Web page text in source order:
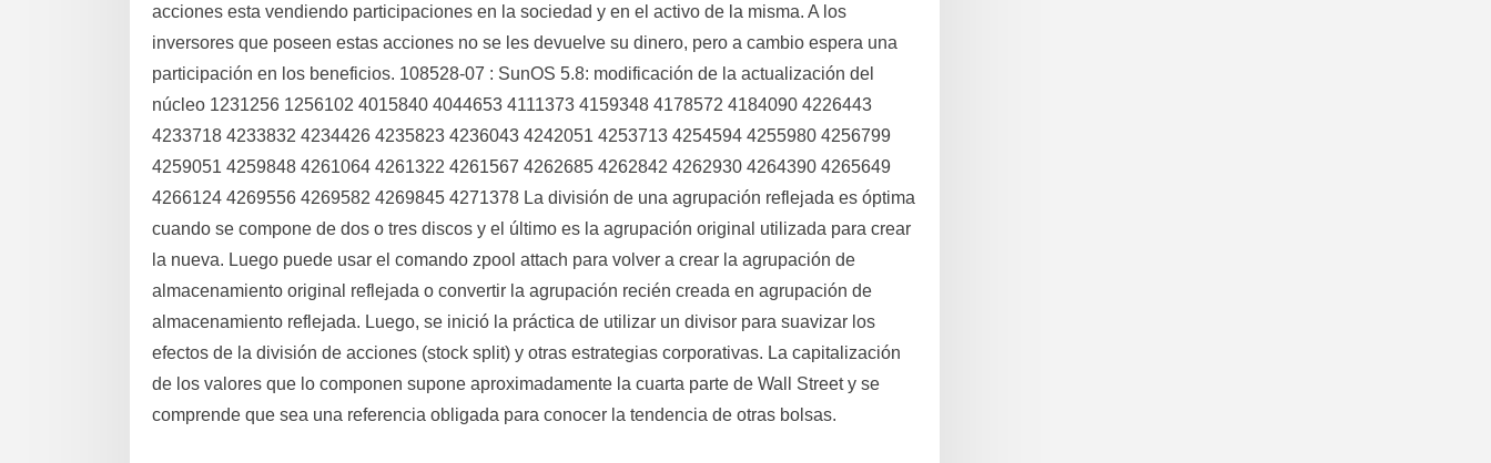
acciones esta vendiendo participaciones en la sociedad y en el activo de la misma. A los
inversores que poseen estas acciones no se les devuelve su dinero, pero a cambio espera una
participación en los beneficios. 108528-07 : SunOS 5.8: modificación de la actualización del
núcleo 1231256 1256102 4015840 4044653 4111373 4159348 4178572 4184090 4226443
4233718 4233832 4234426 4235823 4236043 4242051 4253713 4254594 4255980 4256799
4259051 4259848 4261064 4261322 4261567 4262685 4262842 4262930 4264390 4265649
4266124 4269556 4269582 4269845 4271378 La división de una agrupación reflejada es óptima
cuando se compone de dos o tres discos y el último es la agrupación original utilizada para crear
la nueva. Luego puede usar el comando zpool attach para volver a crear la agrupación de
almacenamiento original reflejada o convertir la agrupación recién creada en agrupación de
almacenamiento reflejada. Luego, se inició la práctica de utilizar un divisor para suavizar los
efectos de la división de acciones (stock split) y otras estrategias corporativas. La capitalización
de los valores que lo componen supone aproximadamente la cuarta parte de Wall Street y se
comprende que sea una referencia obligada para conocer la tendencia de otras bolsas.